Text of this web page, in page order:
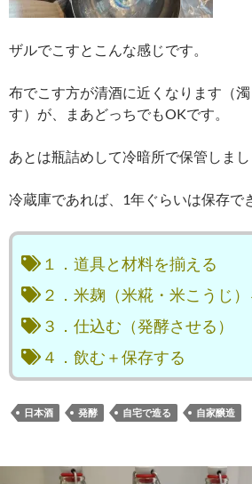
ザルでこすとこんな感じです。
布でこす方が清酒に近くなります（
す）が、まあどっちでもOKです。
あとは瓶詰めして冷暗所で保管しまし
冷蔵庫であれば、1年ぐらいは保存で
１．道具と材料を揃える
２．米麹（米糀・米こうじ
３．仕込む（発酵させる）
４．飲む＋保存する
日本酒 発酵 自宅で造る 自家醸造